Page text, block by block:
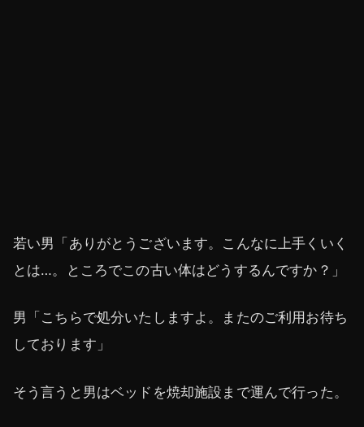
若い男「ありがとうございます。こんなに上手くいく
とは…。ところでこの古い体はどうするんですか？」
男「こちらで処分いたしますよ。またのご利用お待ち
しております」
そう言うと男はベッドを焼却施設まで運んで行った。